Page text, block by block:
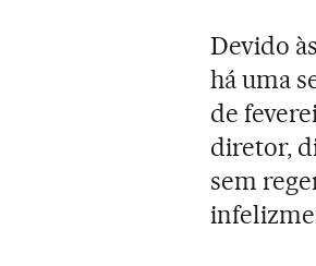
Devido
há uma
de
diretor,
sem